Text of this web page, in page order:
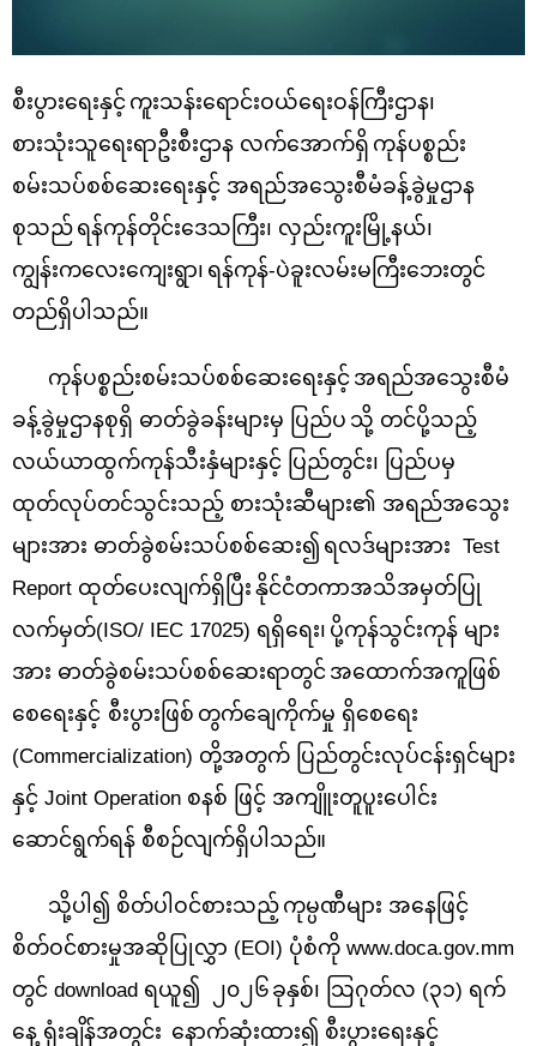
စီးပွားရေးနှင့် ကူးသန်းရောင်းဝယ်ရေးဝန်ကြီးဌာန၊
စားသုံးသူရေးရာဦးစီးဌာန လက်အောက်ရှိ ကုန်ပစ္စည်း
စမ်းသပ်စစ်ဆေးရေးနှင့် အရည်အသွေးစီမံခန့်ခွဲမှုဌာန
စုသည် ရန်ကုန်တိုင်းဒေသကြီး၊ လှည်းကူးမြို့နယ်၊
ကျွန်းကလေးကျေးရွာ၊ ရန်ကုန်-ပဲခူးလမ်းမကြီးဘေးတွင်
တည်ရှိပါသည်။
ကုန်ပစ္စည်းစမ်းသပ်စစ်ဆေးရေးနှင့် အရည်အသွေးစီမံ
ခန့်ခွဲမှုဌာနစုရှိ ဓာတ်ခွဲခန်းများမှ ပြည်ပ သို့ တင်ပို့သည့်
လယ်ယာထွက်ကုန်သီးနှံများနှင့် ပြည်တွင်း၊ ပြည်ပမှ
ထုတ်လုပ်တင်သွင်းသည့် စားသုံးဆီများ၏ အရည်အသွေး
များအား ဓာတ်ခွဲစမ်းသပ်စစ်ဆေး၍ ရလဒ်များအား Test
Report ထုတ်ပေးလျက်ရှိပြီး နိုင်ငံတကာအသိအမှတ်ပြု
လက်မှတ်(ISO/ IEC 17025) ရရှိရေး၊ ပို့ကုန်သွင်းကုန် များ
အား ဓာတ်ခွဲစမ်းသပ်စစ်ဆေးရာတွင် အထောက်အကူဖြစ်
စေရေးနှင့် စီးပွားဖြစ် တွက်ချေကိုက်မှု ရှိစေရေး
(Commercialization) တို့အတွက် ပြည်တွင်းလုပ်ငန်းရှင်များ
နှင့် Joint Operation စနစ် ဖြင့် အကျိူးတူပူးပေါင်း
ဆောင်ရွက်ရန် စီစဉ်လျက်ရှိပါသည်။
သို့ပါ၍ စိတ်ပါဝင်စားသည့် ကုမ္ပဏီများ အနေဖြင့်
စိတ်ဝင်စားမှုအဆိုပြုလွှာ (EOI) ပုံစံကို www.doca.gov.mm
တွင် download ရယူ၍ ၂၀၂၆ ခုနှစ်၊ သြဂုတ်လ (၃၁) ရက်
နေ့ ရုံးချိန်အတွင်း နောက်ဆုံးထား၍ စီးပွားရေးနှင့်